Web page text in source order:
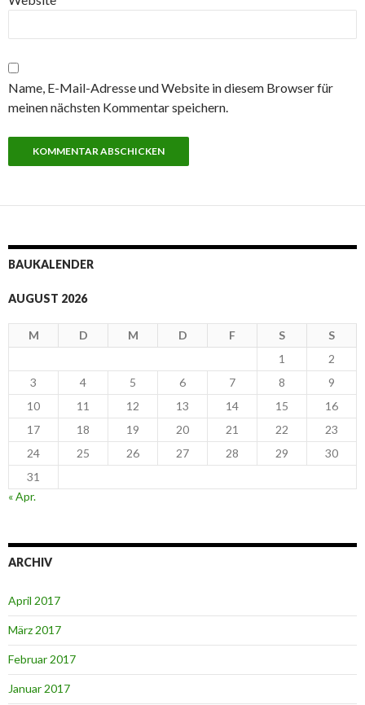
Name, E-Mail-Adresse und Website in diesem Browser für
meinen nächsten Kommentar speichern.
BAUKALENDER
AUGUST 2026
M D M D F S
S
1
2
3
4 5 6 7 8
9
10
11 12 13 14 15
16
17
18 19 20 21 22
23
24
25 26 27 28 29
30
31
« Apr.
ARCHIV
April 2017
März 2017
Februar 2017
Januar 2017